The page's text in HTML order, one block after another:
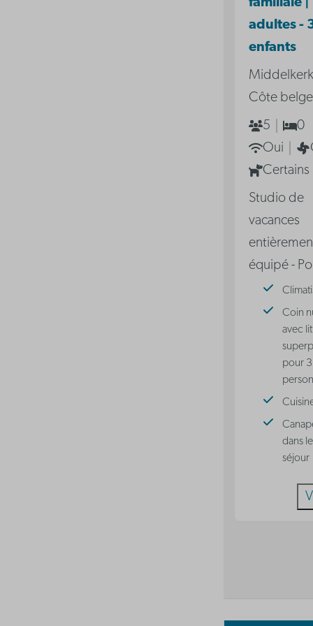
familiale |
adultes -
enfants
Côte belge
5
0
Oui
Certains
Studio de
vacances
équipé -
Coin
avec lit
pour 3
dans le
séjour